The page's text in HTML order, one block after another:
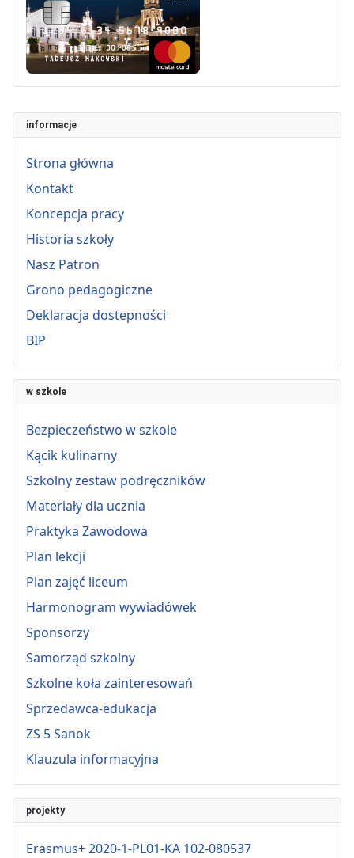
informacje
Strona główna
Kontakt
Koncepcja pracy
Historia szkoły
Nasz Patron
Grono pedagogiczne
Deklaracja dostepności
BIP
w szkole
Bezpieczeństwo w szkole
Kącik kulinarny
Szkolny zestaw podręczników
Materiały dla ucznia
Praktyka Zawodowa
Plan lekcji
Plan zajęć liceum
Harmonogram wywiadówek
Sponsorzy
Samorząd szkolny
Szkolne koła zainteresowań
Sprzedawca-edukacja
ZS 5 Sanok
Klauzula informacyjna
projekty
Erasmus+ 2020-1-PL01-KA 102-080537